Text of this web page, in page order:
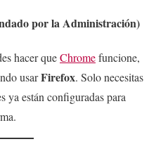
por la Administración)
hacer queChromefuncione,
usarFirefox. Solo necesitas
ya están configuradas para